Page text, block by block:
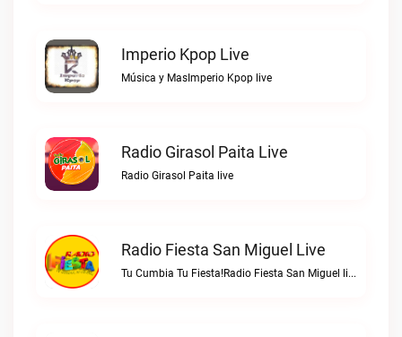
Imperio Kpop Live
Música y MasImperio Kpop live
Radio Girasol Paita Live
Radio Girasol Paita live
Radio Fiesta San Miguel Live
Tu Cumbia Tu Fiesta!Radio Fiesta San Miguel live